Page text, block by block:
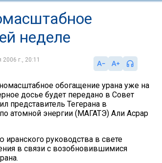
неделе
г., 20:11
обогащение урана уже на
досье будет передано в Совет
представитель Тегерана в
атомной энергии (МАГАТЭ) Али Асрар
руководства в свете
в связи с возобновившимися